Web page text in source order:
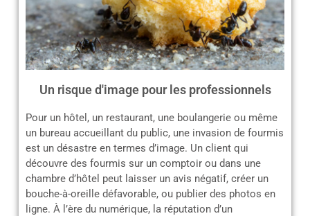
Un risque d'image pour les professionnels
Pour un hôtel, un restaurant, une boulangerie ou même
un bureau accueillant du public, une invasion de fourmis
est un désastre en termes d’image. Un client qui
découvre des fourmis sur un comptoir ou dans une
chambre d’hôtel peut laisser un avis négatif, créer un
bouche-à-oreille défavorable, ou publier des photos en
ligne. À l’ère du numérique, la réputation d’un